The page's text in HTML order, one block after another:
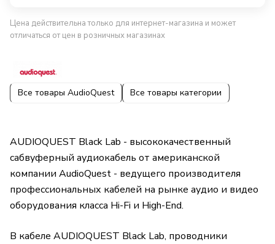
Цена действительна только для интернет-магазина и может
отличаться от цен в розничных магазинах
Все товары AudioQuest Все товары категории
AUDIOQUEST Black Lab - высококачественный
сабвуферный аудиокабель от американской
компании AudioQuest - ведущего производителя
профессиональных кабелей на рынке аудио и видео
оборудования класса Hi-Fi и High-End.
В кабеле AUDIOQUEST Black Lab, проводники